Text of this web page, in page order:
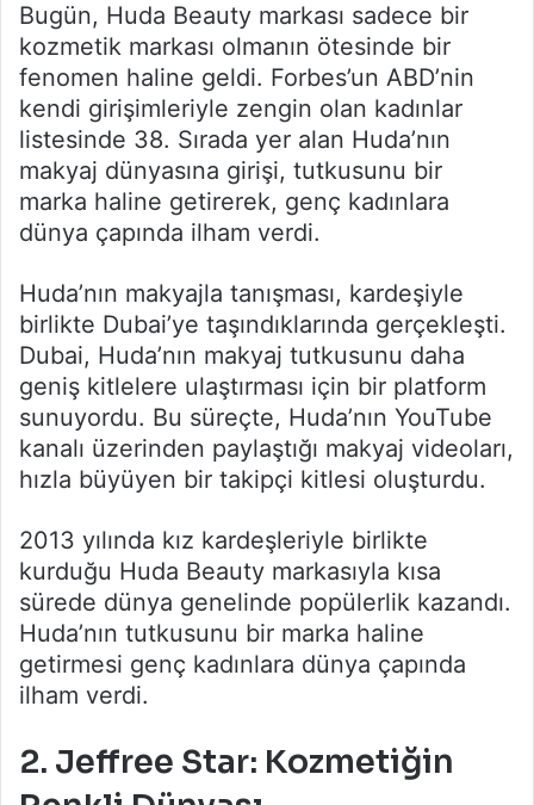
Bugün, Huda Beauty markası sadece bir
kozmetik markası olmanın ötesinde bir
fenomen haline geldi. Forbes’un ABD’nin
kendi girişimleriyle zengin olan kadınlar
listesinde 38. Sırada yer alan Huda’nın
makyaj dünyasına girişi, tutkusunu bir
marka haline getirerek, genç kadınlara
dünya çapında ilham verdi.
Huda’nın makyajla tanışması, kardeşiyle
birlikte Dubai’ye taşındıklarında gerçekleşti.
Dubai, Huda’nın makyaj tutkusunu daha
geniş kitlelere ulaştırması için bir platform
sunuyordu. Bu süreçte, Huda’nın YouTube
kanalı üzerinden paylaştığı makyaj videoları,
hızla büyüyen bir takipçi kitlesi oluşturdu.
2013 yılında kız kardeşleriyle birlikte
kurduğu Huda Beauty markasıyla kısa
sürede dünya genelinde popülerlik kazandı.
Huda’nın tutkusunu bir marka haline
getirmesi genç kadınlara dünya çapında
ilham verdi.
2. Jeffree Star: Kozmetiğin